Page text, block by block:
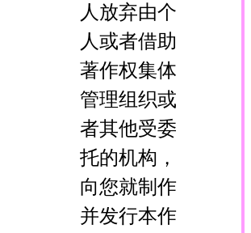
人放弃由个
人或者借助
著作权集体
管理组织或
者其他受委
托的机构，
向您就制作
并发行本作